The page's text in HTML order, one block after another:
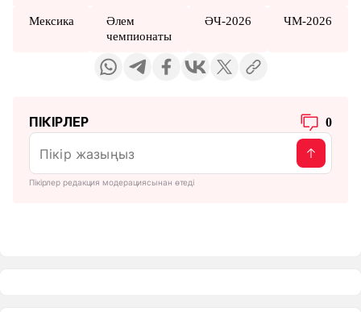
Мексика
Әлем
чемпионаты
ӘЧ-2026 ЧМ-2026
ПІКІРЛЕР 0
Пікірлер редакция модерациясынан өтеді